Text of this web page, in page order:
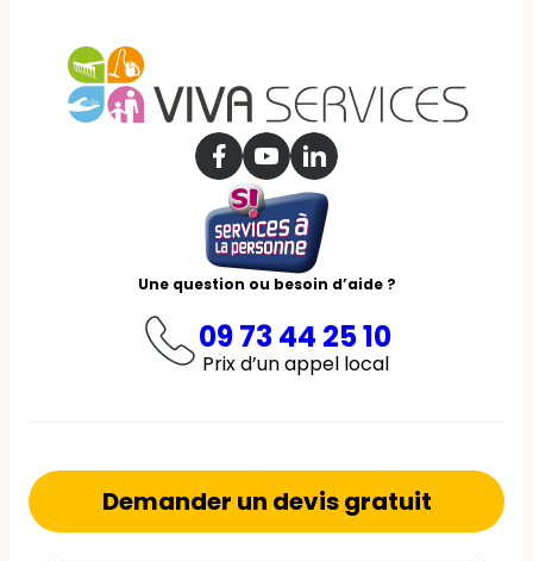
Une question ou besoin d’aide ?
09 73 44 25 10
Prix d’un appel local
Demander un devis gratuit